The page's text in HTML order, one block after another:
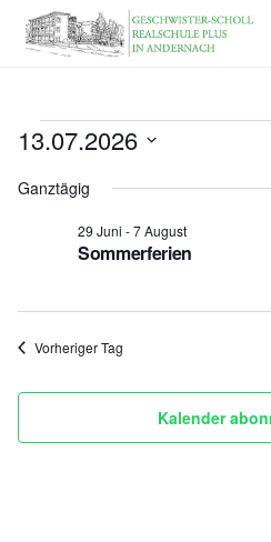
Für
Juli
,
2026
13.07.2026
wählen.
Ganztägig
Sommerferien
29 Juni -7 August
Vorheriger Tag
Kalender